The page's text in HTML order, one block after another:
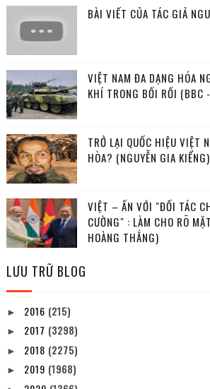
BÀI VIẾT CỦA TÁC GIẢ
VIỆT NAM ĐA DẠNG HÓA
KHÍ TRONG BỐI RỐI (BBC
TRỞ LẠI QUỐC HIỆU VIỆT
HÒA? (NGUYỄN GIA KIỂNG)
VIỆT – ẤN VỚI "ĐỐI TÁC
CƯỜNG" : LÀM CHO RÕ
HOÀNG THẮNG)
LƯU TRỮ BLOG
► 2016 (215)
► 2017 (3298)
► 2018 (2275)
► 2019 (1968)